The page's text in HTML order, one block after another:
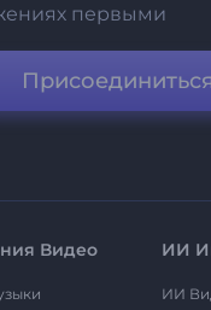
первыми
Присоединиться
Видео ИИ
ИИ